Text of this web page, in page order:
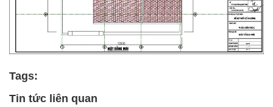
Tags:
Tin tức liên quan